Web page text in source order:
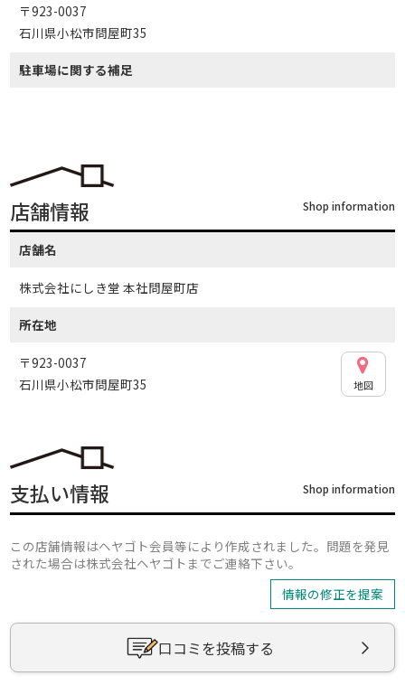
〒923-0037
石川県小松市問屋町35
駐車場に関する補足
店舗情報 Shop information
店舗名
株式会社にしき堂 本社問屋町店
所在地
〒923-0037
石川県小松市問屋町35
地図
支払い情報 Shop information
この店舗情報はヘヤゴト会員等により作成されました。問題を発見
された場合は株式会社ヘヤゴトまでご連絡下さい。
情報の修正を提案
口コミを投稿する